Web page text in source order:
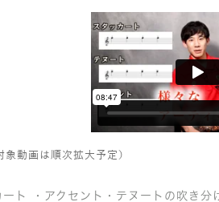
動画は順次拡大予定）
ト ・アクセント・テヌートの吹き